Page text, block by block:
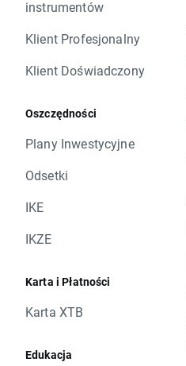
instrumentów
Klient Profesjonalny
Klient Doświadczony
Oszczędności
Plany Inwestycyjne
Odsetki
IKE
IKZE
Karta i Płatności
Karta XTB
Edukacja